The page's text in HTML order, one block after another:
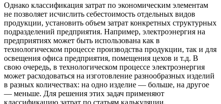
Однако классификация затрат по экономическим элементам
не позволяет исчислить себестоимость отдельных видов
продукции, установить объем затрат конкретных структурных
подразделений предприятия. Например, электроэнергия на
предприятиях может быть использована как в
технологическом процессе производства продукции, так и для
освещения офиса предприятия, помещения цехов и т.д. В
свою очередь, в технологическом процессе электроэнергия
может расходоваться на изготовление разнообразных изделий
в разных количествах: на одно изделие — больше, на другое
— меньше. Для решения этих задач применяют
классификацию затрат по статьям калькуляции.